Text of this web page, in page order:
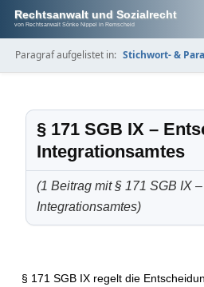
Rechtsanwalt und Sozialrecht
von Rechtsanwalt Sönke Nippel in Remscheid
Paragraf aufgelistet in: Stichwort- &
§ 171 SGB IX –
Integrationsamtes
(1 Beitrag mit § 171 SGB IX
Integrationsamtes)
§ 171 SGB IX regelt die